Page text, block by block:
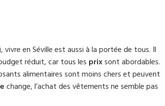
en Séville est aussi à la portée de tous. Il
réduit, car tous les prixsont abordables.
alimentaires sont moins chers et peuvent
change, l’achat des vêtements ne semble pas